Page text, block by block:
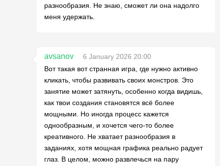
разнообразия. Не знаю, сможет ли она надолго
меня удержать.
avsanov
6 January 2026 20:00
Вот такая вот странная игра, где нужно активно
кликать, чтобы развивать своих монстров. Это
занятие может затянуть, особенно когда видишь,
как твои создания становятся всё более
мощными. Но иногда процесс кажется
однообразным, и хочется чего-то более
креативного. Не хватает разнообразия в
заданиях, хотя мощная графика реально радует
глаз. В целом, можно развлечься на пару